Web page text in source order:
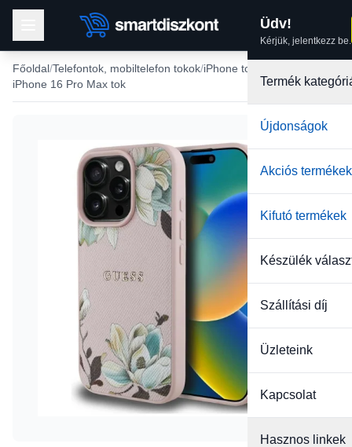
Üdv!
Kérjük, jelentkezz be.
Termék
Újdonságok
Akciós termékek
Kifutó termékek
Készülék
Szállítási díj
Üzleteink
Kapcsolat
Hasznos linkek
Főoldal Telefontok, mobiltelefon tokok iPhone tokok
iPhone 16 Pro Max tok